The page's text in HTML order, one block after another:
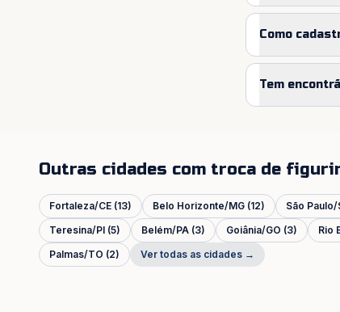
Como
Tem
Outras cidades com troca de
Fortaleza/CE (13) Belo Horizonte/MG (12) São Paulo/
Teresina/PI (5) Belém/PA (3) Goiânia/GO (3) Rio
Palmas/TO (2) Ver todas as cidades →